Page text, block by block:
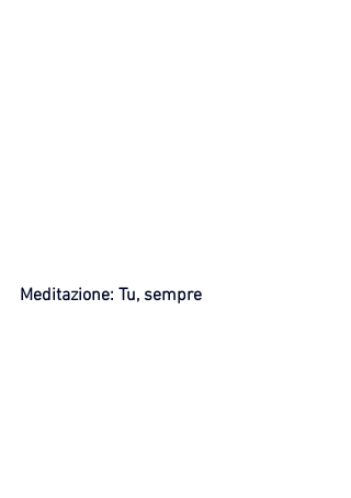
Meditazione: Tu, sempre